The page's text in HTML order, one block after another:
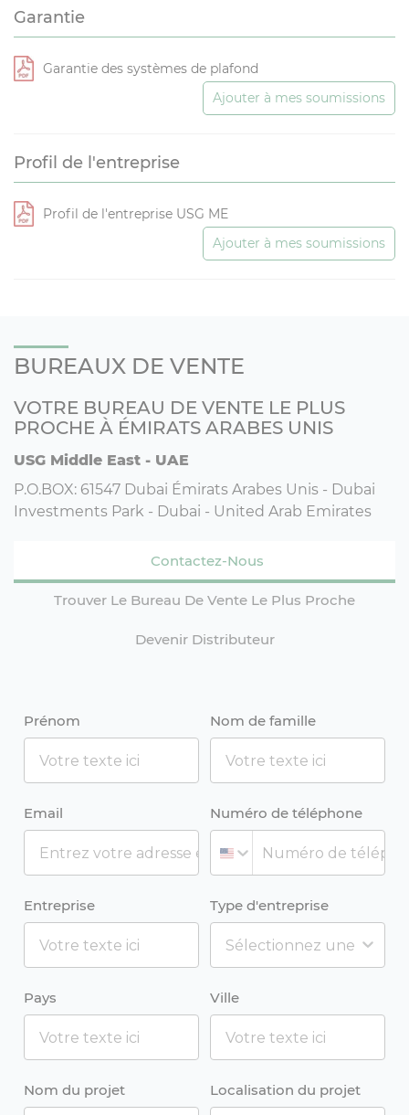
Garantie
Garantie des systèmes de plafond
Ajouter à mes soumissions
Profil de l'entreprise
Profil de l'entreprise USG ME
Ajouter à mes soumissions
BUREAUX DE VENTE
VOTRE BUREAU DE VENTE LE PLUS
PROCHE À ÉMIRATS ARABES UNIS
USG Middle East - UAE
P.O.BOX: 61547 Dubai Émirats Arabes Unis - Dubai
Investments Park - Dubai - United Arab Emirates
Contactez-Nous
Trouver Le Bureau De Vente Le Plus Proche
Devenir Distributeur
Prénom Nom de famille
Email Numéro de téléphone
Entreprise Type d'entreprise
Pays Ville
Nom du projet Localisation du projet